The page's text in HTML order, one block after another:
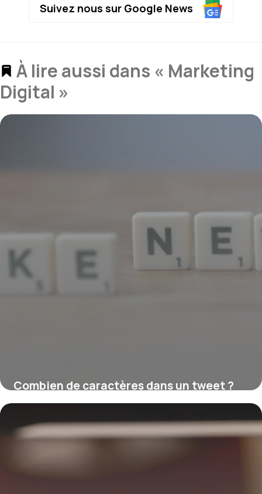
Suivez nous sur Google News
À lire aussi dans « Marketing
Digital »
Combien de caractères dans un tweet ?
16 juillet 2026